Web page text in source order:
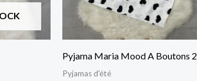
Pyjama Maria Mood A Boutons 2
Pyjamas d'été